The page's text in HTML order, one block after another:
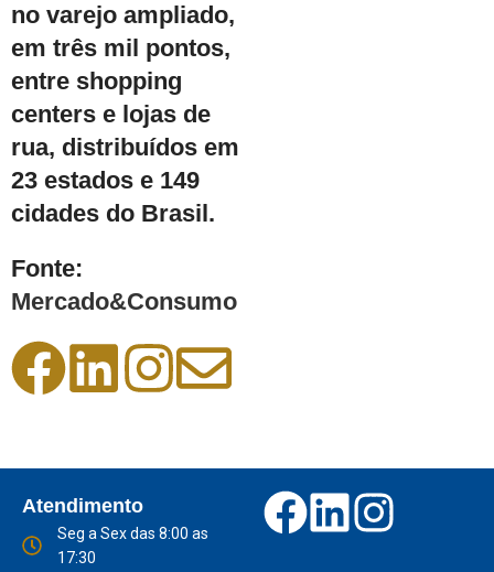
no varejo ampliado,
em três mil pontos,
entre shopping
centers e lojas de
rua, distribuídos em
23 estados e 149
cidades do Brasil.
Fonte:
Mercado&Consumo
Atendimento
Seg a Sex das 8:00 as
17:30